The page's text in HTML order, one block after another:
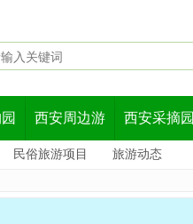
西安周边游 西安采摘园
民俗旅游项目 旅游动态